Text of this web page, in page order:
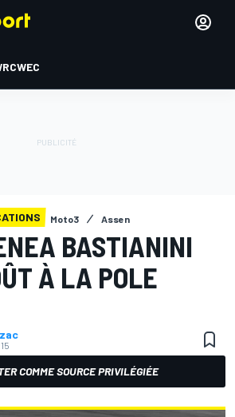
WEC
Moto3 Assen
BASTIANINI
À LA POLE
COMME SOURCE PRIVILÉGIÉE